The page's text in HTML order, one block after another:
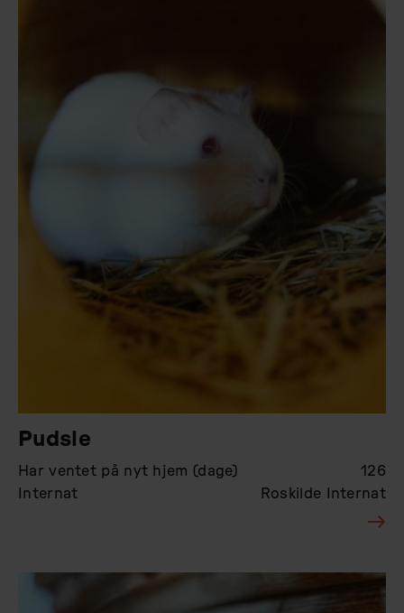
Pudsle
Har ventet på nyt hjem (dage)
126
Internat
Roskilde Internat